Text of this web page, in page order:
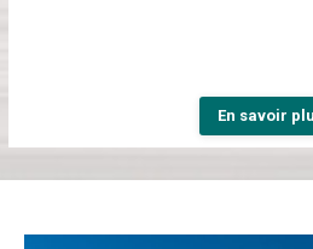
En savoir